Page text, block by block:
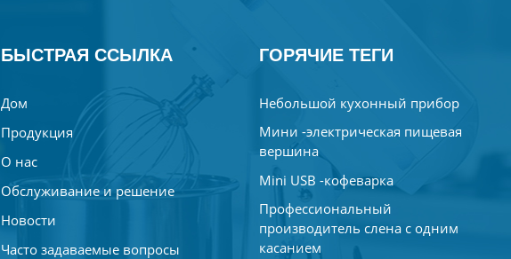
БЫСТРАЯ ССЫЛКА
Дом
Продукция
О нас
Обслуживание и решение
Новости
Часто задаваемые вопросы
ГОРЯЧИЕ ТЕГИ
Небольшой кухонный прибор
Мини -электрическая пищевая
вершина
Mini USB -кофеварка
Профессиональный
производитель слена с одним
касанием